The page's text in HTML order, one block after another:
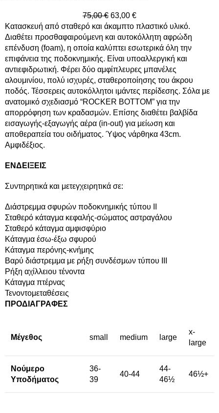
75,00€ 63,00 €
Κατασκευή από σταθερό και άκαμπτο πλαστικό υλικό.
Διαθέτει προσθαφαιρούμενη και αυτοκόλλητη αφρώδη
επένδυση (foam), η οποία καλύπτει εσωτερικά όλη την
επιφάνεια της ποδοκνημικής. Είναι υποαλλεργική και
αντιεφιδρωτική. Φέρει δύο αμφίπλευρες μπανέλες
αλουμινίου, πολύ ισχυρές, σταθεροποίησης του άκρου
ποδός. Τέσσερεις αυτοκόλλητοι ιμάντες περίδεσης. Σόλα με
ανατομικό σχεδιασμό “ROCKER BOTTOM” για την
απορρόφηση των κραδασμών. Επίσης διαθέτει βαλβίδα
εισαγωγής-εξαγωγής αέρα (in-out) για μείωση και
αποθεραπεία του οιδήματος. Ύψος νάρθηκα 43cm.
Αμφιδέξιος.
ΕΝΔΕΙΞΕΙΣ
Συντηρητικά και μετεγχειρητικά σε:
Διάστρεμμα σφυρών ποδοκνημικής τύπου ΙΙ
Σταθερό κάταγμα κεφαλής-σώματος αστραγάλου
Σταθερό κάταγμα αμφισφύριο
Κάταγμα έσω-έξω σφυρού
Κάταγμα περόνης-κνήμης
Βαρύ διάστρεμμα με ρήξη συνδέσμων τύπου ΙΙΙ
Ρήξη αχίλλειου τένοντα
Κάταγμα πτέρνας
Τενοντομεταθέσεις
ΠΡΟΔΙΑΓΡΑΦΕΣ
Μέγεθος small medium large
x-
large
Νούμερο
Υποδήματος
36-
39
40-44
44-
46½
46½+